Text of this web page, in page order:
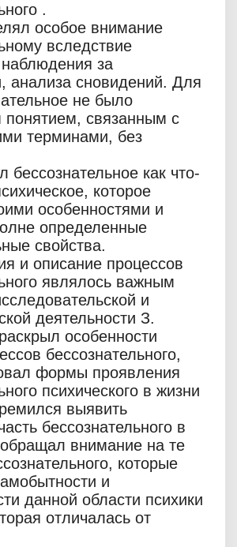
.
особое внимание
вследствие
наблюдения за
анализа сновидений. Для
не было
понятием, связанным с
терминами, без
бессознательное как что-
которое
особенностями и
определенные
свойства.
и описание процессов
являлось важным
и
деятельности З.
особенности
бессознательного,
формы проявления
психического в жизни
выявить
бессознательного в
внимание на те
которые
и
данной области психики
отличалась от